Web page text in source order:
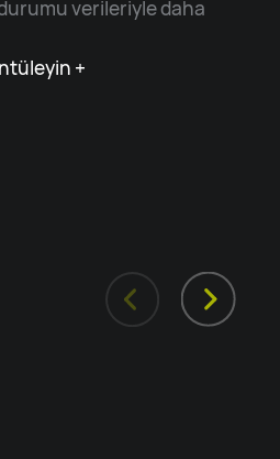
verileriyle daha
+